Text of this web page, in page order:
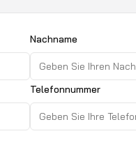
Nachname
Telefonnummer